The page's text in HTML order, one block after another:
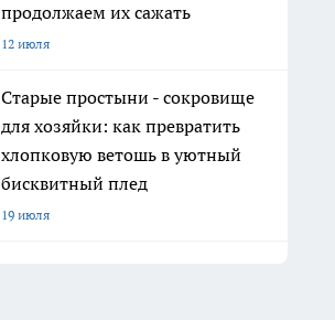
продолжаем их сажать
12 июля
Старые простыни - сокровище
для хозяйки: как превратить
хлопковую ветошь в уютный
бисквитный плед
19 июля